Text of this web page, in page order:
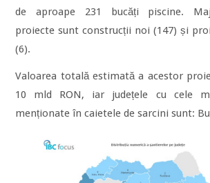
de aproape 231 bucăți piscine.
proiecte sunt construcții noi (147) și
(6).
Valoarea totală estimată a acestor
10 mld RON, iar județele cu cele
menționate în caietele de sarcini sunt: